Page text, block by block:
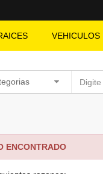
VEHICULOS
ENCONTRADO